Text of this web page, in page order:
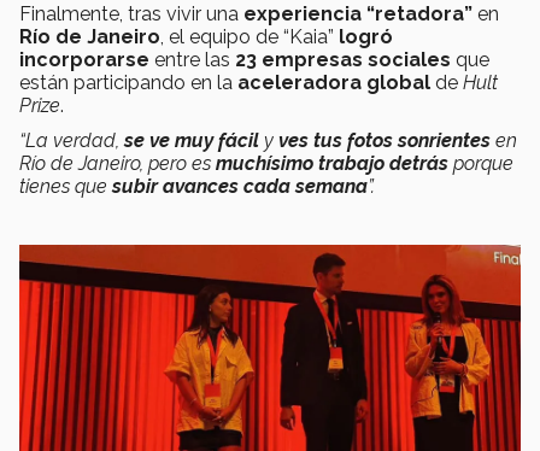
Finalmente, tras vivir una experiencia “retadora” en
Río de Janeiro , el equipo de “Kaia” logró
incorporarse entre las 23 empresas sociales que
están participando en la aceleradora global de Hult
Prize.
“La verdad,se ve muy fácil y ves tus fotos sonrientes en
Río de Janeiro, pero es muchísimo trabajo detrás porque
tienes quesubir avances cada semana”.